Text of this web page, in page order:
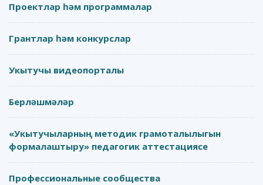
Проектлар һәм программалар
Грантлар һәм конкурслар
Укытучы видеопорталы
Берләшмәләр
«Укытучыларның методик грамоталылыгын
формалаштыру» педагогик аттестациясе
Профессиональные сообщества